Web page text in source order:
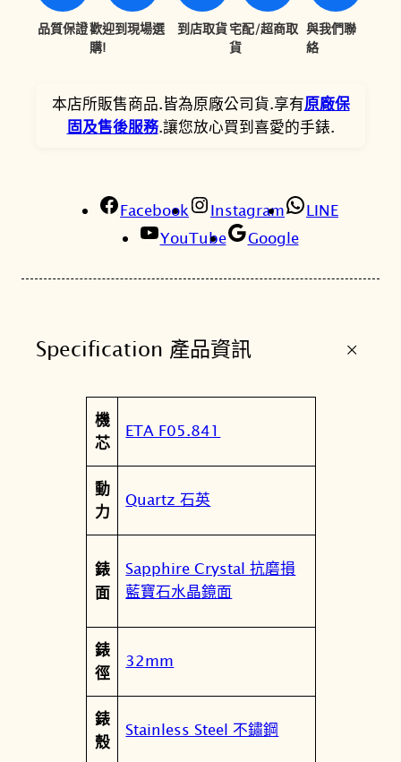
,
0
。
,
7
6
。
o
r
e
m
m
L
d
o
n
h
a
卡
森
系
列
月
相
錶
T
品質保證歡迎到現場選
購!
到店取貨宅配/超商取
貨
與我們聯
絡
本店所販售商品.皆為原廠公司貨.享有原廠保
固及售後服務.讓您放心買到喜愛的手錶.
Facebook Instagram
LINE
YouTube
Google
Specification 產品資訊 +
屬
性
值
機
芯
ETA F05.841
動
力
Quartz 石英
錶
面
Sapphire Crystal 抗磨損
藍寶石水晶鏡面
錶
徑
32mm
錶
殼
Stainless Steel 不鏽鋼